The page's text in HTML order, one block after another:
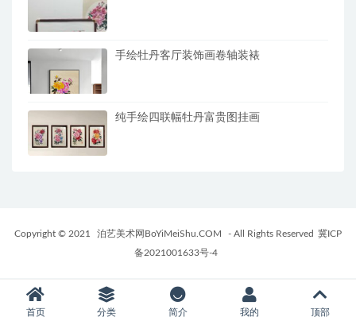
手绘牡丹客厅装饰画卷轴装裱
纯手绘四联幅牡丹富贵图挂画
Copyright © 2021 泊艺美术网BoYiMeiShu.COM - All Rights Reserved 冀ICP
备2021001633号-4
首页 分类 简介 我的 顶部